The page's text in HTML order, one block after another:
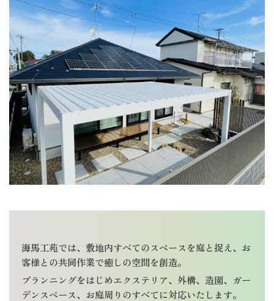
海馬工苑では、敷地内すべてのスペースを庭と捉え、お
客様との共同作業で癒しの空間を創造。
プランニングをはじめエクステリア、外構、造園、ガー
デンスペース、お庭周りのすべてに対応いたします。